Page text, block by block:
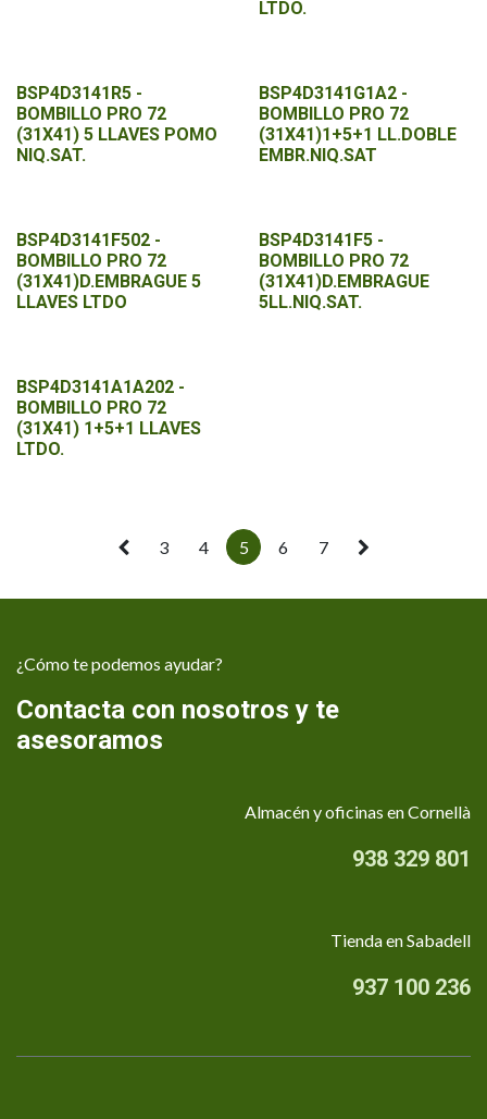
LTDO.
BSP4D3141R5 -
BOMBILLO PRO 72
(31X41) 5 LLAVES POMO
NIQ.SAT.
BSP4D3141G1A2 -
BOMBILLO PRO 72
(31X41)1+5+1 LL.DOBLE
EMBR.NIQ.SAT
BSP4D3141F502 -
BOMBILLO PRO 72
(31X41)D.EMBRAGUE 5
LLAVES LTDO
BSP4D3141F5 -
BOMBILLO PRO 72
(31X41)D.EMBRAGUE
5LL.NIQ.SAT.
BSP4D3141A1A202 -
BOMBILLO PRO 72
(31X41) 1+5+1 LLAVES
LTDO.
3 4 5 6 7
¿Cómo te podemos ayudar?
Contacta con nosotros y te
asesoramos
Almacén y oficinas en Cornellà
938 329 801
Tienda en Sabadell
937 100 236